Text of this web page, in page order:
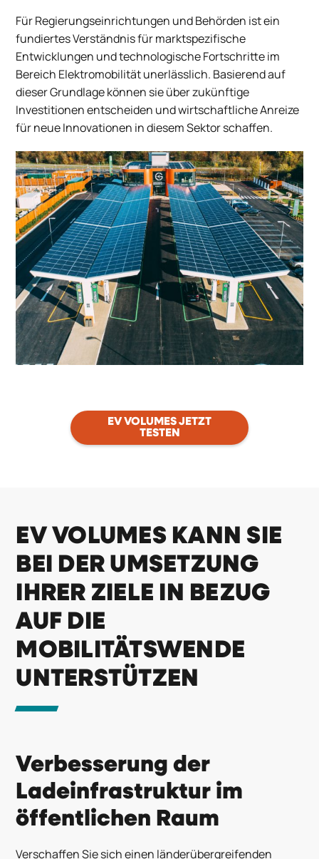
Für Regierungseinrichtungen und Behörden ist ein
fundiertes Verständnis für marktspezifische
Entwicklungen und technologische Fortschritte im
Bereich Elektromobilität unerlässlich. Basierendauf
dieserGrundlagekönnen sieüberzukünftige
Investitionen entscheiden undwirtschaftlicheAnreize
fürneueInnovationen indiesemSektorschaffen.
EV VOLUMES JETZT
TESTEN
EV VOLUMES KANN SIE
BEI DER UMSETZUNG
IHRER ZIELE IN BEZUG
AUF DIE
MOBILITÄTSWENDE
UNTERSTÜTZEN
Verbesserung der
Ladeinfrastruktur im
öffentlichen Raum
Verschaffen Sie sich einen länderübergreifenden